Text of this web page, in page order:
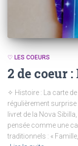
♡ LES COEURS
2 de coeur
✧ Histoire : La carte
régulièrement
livret de la Nova
pensée comme une
traditionnels : «